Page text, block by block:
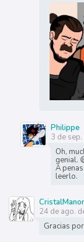
Philippe
3 de
Oh,
genial.
A
leerlo.
CristalManor
24 de ago.
Gracias